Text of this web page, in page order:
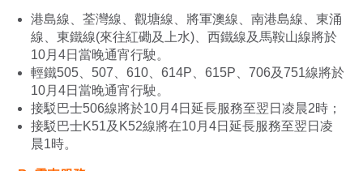
港島線、荃灣線、觀塘線、將軍澳線、南港島線、東涌
線、東鐵線(來往紅磡及上水)、西鐵線及馬鞍山線將於
10月4日當晚通宵行駛。
輕鐵505、507、610、614P、615P、706及751線將於
10月4日當晚通宵行駛。
接駁巴士506線將於10月4日延長服務至翌日凌晨2時；
接駁巴士K51及K52線將在10月4日延長服務至翌日凌
晨1時。